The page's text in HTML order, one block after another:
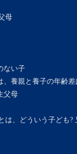
母
ない子
養親と養子の年齢
父母
、どういう子ども?